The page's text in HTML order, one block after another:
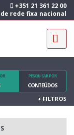
+351 21 361 22 00
rede fixa nacional
PESQUISAR POR
CONTEÚDOS
+ FILTROS